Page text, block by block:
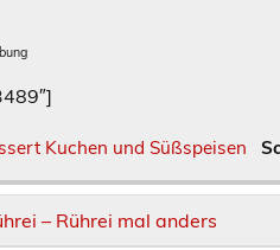
Kuchen und Süßspeisen
– Rührei mal anders